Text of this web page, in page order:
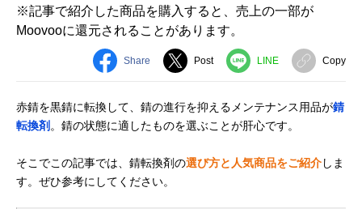
※記事で紹介した商品を購入すると、売上の一部が
Moovooに還元されることがあります。
Share Post LINE Copy
赤錆を黒錆に転換して、錆の進行を抑えるメンテナンス用品が錆
転換剤 。錆の状態に適したものを選ぶことが肝心です。
そこでこの記事では、錆転換剤の選び方と人気商品をご紹介しま
す。ぜひ参考にしてください。